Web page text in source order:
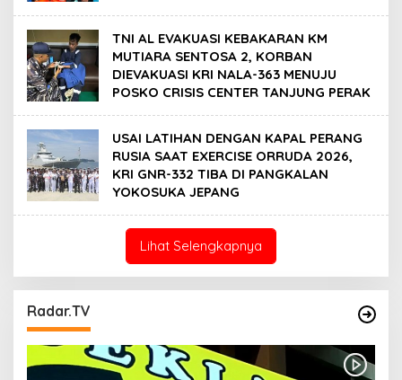
TNI AL EVAKUASI KEBAKARAN KM
MUTIARA SENTOSA 2, KORBAN
DIEVAKUASI KRI NALA-363 MENUJU
POSKO CRISIS CENTER TANJUNG PERAK
USAI LATIHAN DENGAN KAPAL PERANG
RUSIA SAAT EXERCISE ORRUDA 2026,
KRI GNR-332 TIBA DI PANGKALAN
YOKOSUKA JEPANG
Lihat Selengkapnya
Radar.TV